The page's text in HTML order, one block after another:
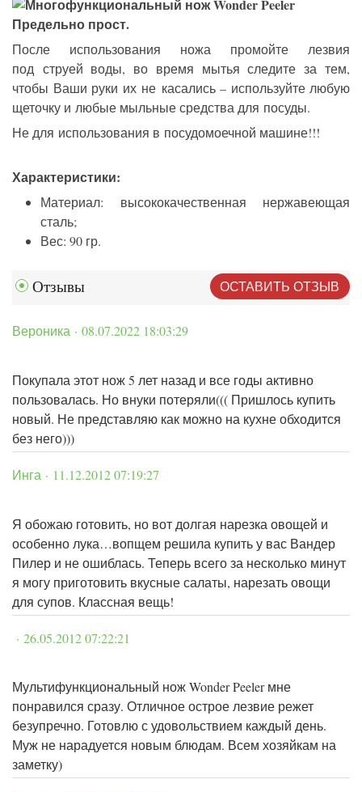
Предельно прост.
После использования ножа промойте лезвия
под струей воды, во время мытья следите за тем,
чтобы Ваши руки их не касались – используйте любую
щеточку и любые мыльные средства для посуды.
Не для использования в посудомоечной машине!!!
Характеристики:
Материал: высококачественная нержавеющая
сталь;
Вес: 90 гр.
Отзывы ОСТАВИТЬ ОТЗЫВ
Вероника · 08.07.2022 18:03:29
Покупала этот нож 5 лет назад и все годы активно
пользовалась. Но внуки потеряли((( Пришлось купить
новый. Не представляю как можно на кухне обходится
без него)))
Инга · 11.12.2012 07:19:27
Я обожаю готовить, но вот долгая нарезка овощей и
особенно лука…вопщем решила купить у вас Вандер
Пилер и не ошиблась. Теперь всего за несколько минут
я могу приготовить вкусные салаты, нарезать овощи
для супов. Классная вещь!
· 26.05.2012 07:22:21
Мультифункциональный нож Wonder Peeler мне
понравился сразу. Отличное острое лезвие режет
безупречно. Готовлю с удовольствием каждый день.
Муж не нарадуется новым блюдам. Всем хозяйкам на
заметку)